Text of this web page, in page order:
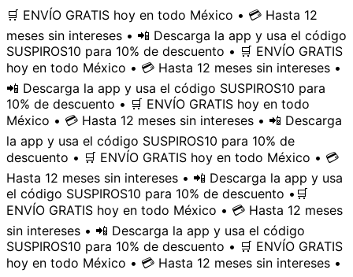
🛒 ENVÍO GRATIS hoy en todo México • 💳 Hasta 12
meses sin intereses • 📲 Descarga la app y usa el código
SUSPIROS10 para 10% de descuento • 🛒 ENVÍO GRATIS
hoy en todo México • 💳 Hasta 12 meses sin intereses •
📲 Descarga la app y usa el código SUSPIROS10 para
10% de descuento • 🛒 ENVÍO GRATIS hoy en todo
México • 💳 Hasta 12 meses sin intereses • 📲 Descarga
la app y usa el código SUSPIROS10 para 10% de
descuento • 🛒 ENVÍO GRATIS hoy en todo México • 💳
Hasta 12 meses sin intereses • 📲 Descarga la app y usa
el código SUSPIROS10 para 10% de descuento • 🛒
ENVÍO GRATIS hoy en todo México • 💳 Hasta 12 meses
sin intereses • 📲 Descarga la app y usa el código
SUSPIROS10 para 10% de descuento • 🛒 ENVÍO GRATIS
hoy en todo México • 💳 Hasta 12 meses sin intereses •